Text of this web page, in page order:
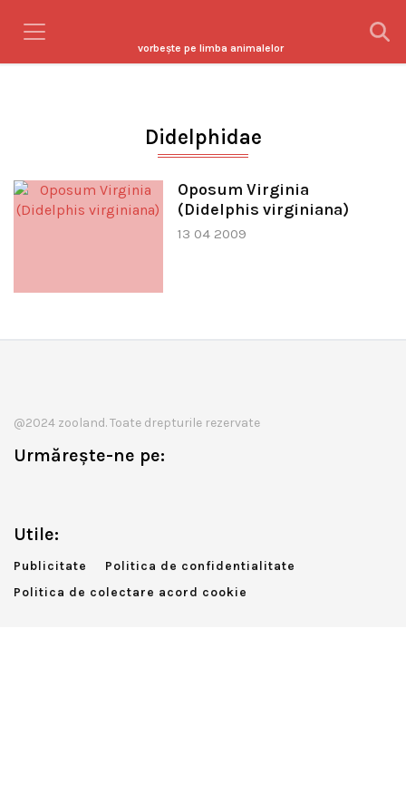
vorbeşte pe limba animalelor
Didelphidae
Oposum Virginia
(Didelphis virginiana)
13 04 2009
@2024 zooland. Toate drepturile rezervate
Urmărește-ne pe:
Utile:
Publicitate
Politica de confidentialitate
Politica de colectare acord cookie